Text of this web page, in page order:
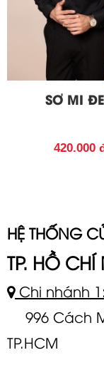
SƠ MI
420.000
HỆ THỐNG
TP. HỒ CHÍ
Chi nhánh 1:
996 Cách
TP.HCM